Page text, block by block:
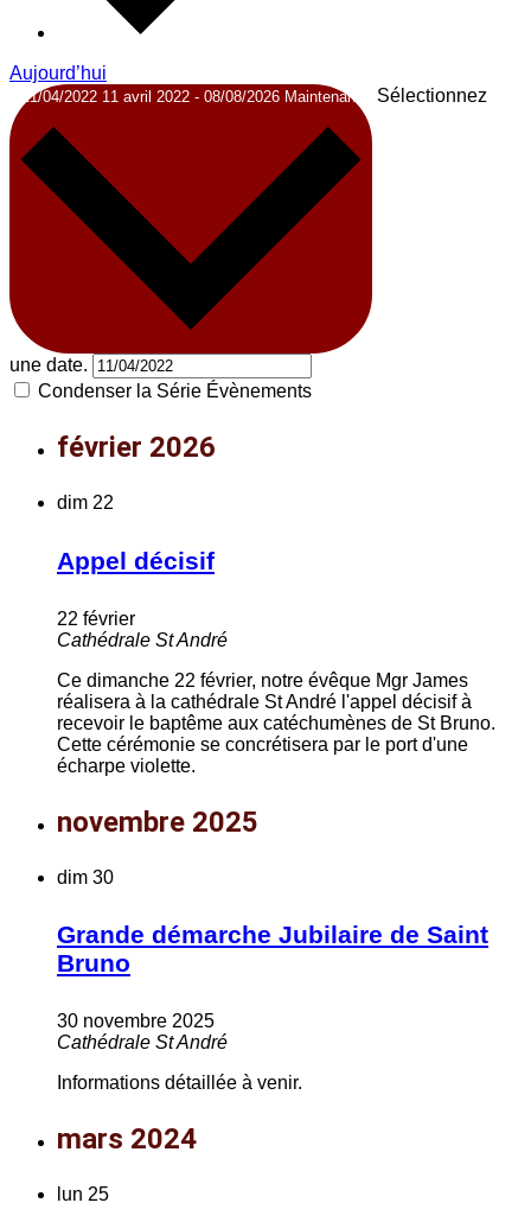
Aujourd’hui
11/04/2022 11 avril 2022 - 08/08/2026 Maintenant Sélectionnez
une date.
Condenser la Série Évènements
février 2026
dim 22
Appel décisif
22 février
Cathédrale St André
Ce dimanche 22 février, notre évêque Mgr James
réalisera à la cathédrale St André l'appel décisif à
recevoir le baptême aux catéchumènes de St Bruno.
Cette cérémonie se concrétisera par le port d'une
écharpe violette.
novembre 2025
dim 30
Grande démarche Jubilaire de Saint
Bruno
30 novembre 2025
Cathédrale St André
Informations détaillée à venir.
mars 2024
lun 25